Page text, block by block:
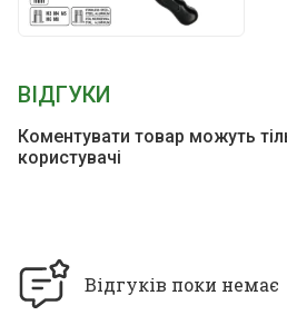
ВІДГУКИ
Коментувати товар можуть
користувачі
Відгуків поки немає